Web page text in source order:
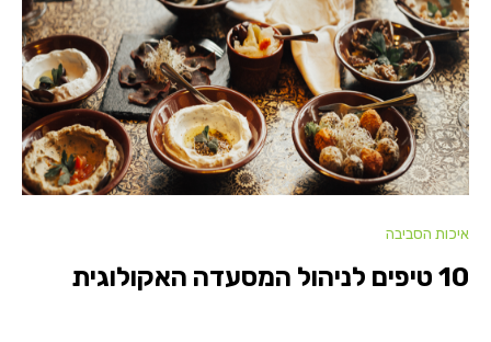
איכות הסביבה
10 טיפים לניהול המסעדה האקולוגית